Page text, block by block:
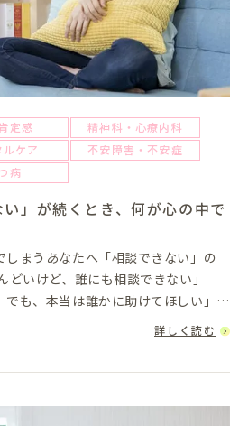
定感
精神科・心療内科
ルケア
不安障害・不安症
病
い」が続くとき、何が心の中で
まうあなたへ「相談できない」の
でも、本当は誰かに助けてほしい」
く言葉にならなくなる」こうした状態
詳しく読む